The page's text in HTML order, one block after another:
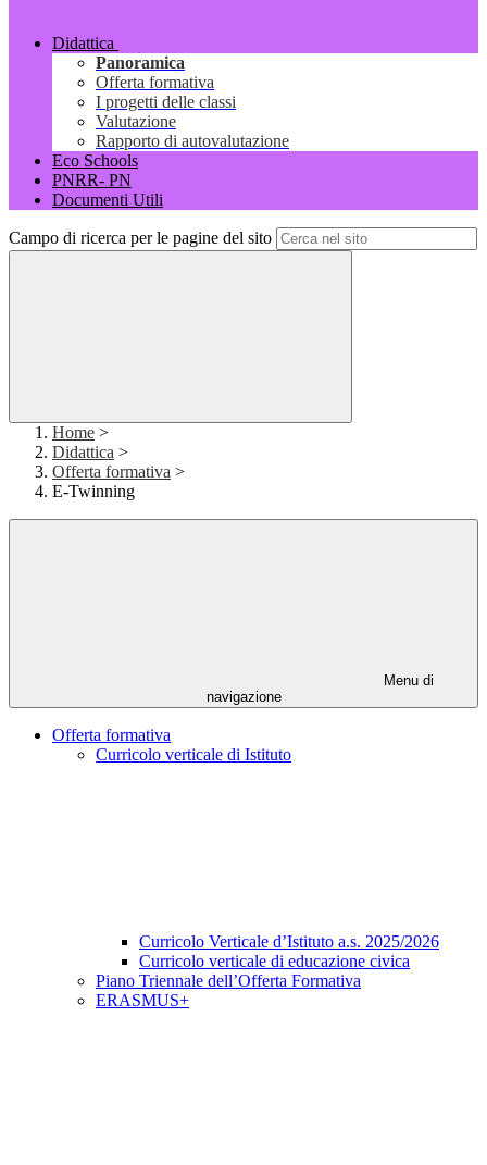
Didattica
Panoramica
Offerta formativa
I progetti delle classi
Valutazione
Rapporto di autovalutazione
Eco Schools
PNRR- PN
Documenti Utili
Campo di ricerca per le pagine del sito
Home >
Didattica >
Offerta formativa >
E-Twinning
Menu di
navigazione
Offerta formativa
Curricolo verticale di Istituto
Curricolo Verticale d’Istituto a.s. 2025/2026
Curricolo verticale di educazione civica
Piano Triennale dell’Offerta Formativa
ERASMUS+